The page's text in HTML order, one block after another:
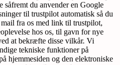
såfremt du anvender en Google
til trustpilot automatisk så du
fra os med link til trustpilot,
hos os, til gavn for nye
at bekræfte disse vilkår. Vi
tekniske funktioner på
hjemmesiden og den elektroniske